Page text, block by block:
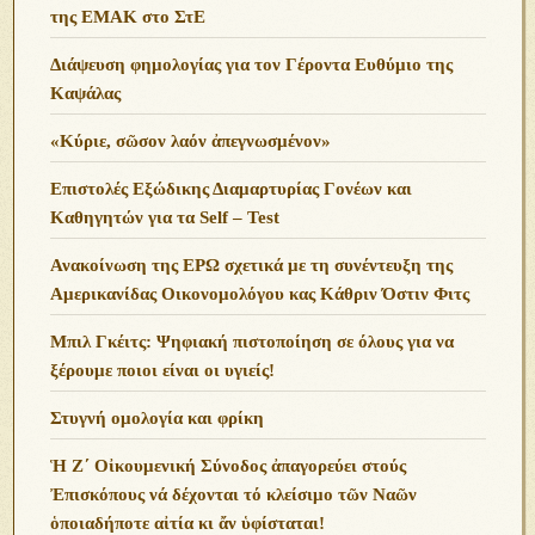
της ΕΜΑΚ στο ΣτΕ
Διάψευση φημολογίας για τον Γέροντα Ευθύμιο της
Καψάλας
«Κύριε, σῶσον λαόν ἀπεγνωσμένον»
Επιστολές Εξώδικης Διαμαρτυρίας Γονέων και
Καθηγητών για τα Self – Test
Ανακοίνωση της ΕΡΩ σχετικά με τη συνέντευξη της
Αμερικανίδας Οικονομολόγου κας Κάθριν Όστιν Φιτς
Μπιλ Γκέιτς: Ψηφιακή πιστοποίηση σε όλους για να
ξέρουμε ποιοι είναι οι υγιείς!
Στυγνή ομολογία και φρίκη
Ἡ Ζ΄ Οἰκουμενική Σύνοδος ἀπαγορεύει στούς
Ἐπισκόπους νά δέχονται τό κλείσιμο τῶν Ναῶν
ὁποιαδήποτε αἰτία κι ἄν ὑφίσταται!